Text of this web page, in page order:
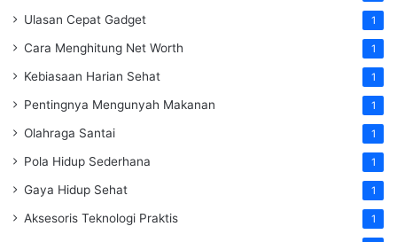
Ulasan Cepat Gadget 1
Cara Menghitung Net Worth 1
Kebiasaan Harian Sehat 1
Pentingnya Mengunyah Makanan 1
Olahraga Santai 1
Pola Hidup Sederhana 1
Gaya Hidup Sehat 1
Aksesoris Teknologi Praktis 1